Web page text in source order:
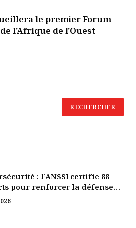
le premier Forum
l’Afrique de l’Ouest
: l’ANSSI certifie 88
pour renforcer la défense
de la Côte d’Ivoire